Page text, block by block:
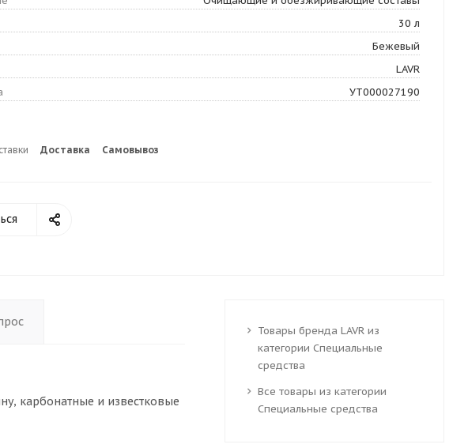
30 л
Бежевый
LAVR
УТ000027190
Доставка Самовывоз
карбонатные и известковые
Товары бренда LAVR из
категории Специальные
средства
Все товары из категории
Специальные средства